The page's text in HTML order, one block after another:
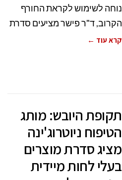
נוחה לשימוש לקראת החורף
הקרוב, ד"ר פישר מציעים סדרת
קרא עוד ←
תקופת היובש: מותג
הטיפוח ניוטרוג'ינה
מציג סדרת מוצרים
בעלי לחות מיידית